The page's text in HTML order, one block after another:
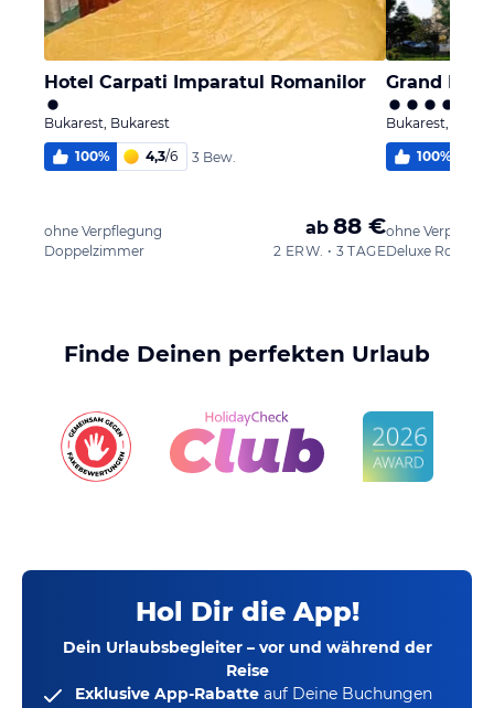
Hotel Carpati Imparatul Romanilor
Bukarest, Bukarest
100% 4,3/6 3 Bew.
ohne Verpflegung
Doppelzimmer
ab 88 €
2 ERW. • 3 TAGE
Grand
Bukarest,
100%
ohne
Deluxe Room 1
Finde Deinen perfekten Urlaub
Hol Dir die App!
Dein Urlaubsbegleiter – vor und während der
Reise
Exklusive App-Rabatte auf Deine Buchungen